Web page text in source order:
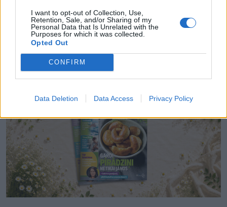
I want to opt-out of Collection, Use,
Retention, Sale, and/or Sharing of my
Personal Data that Is Unrelated with the
Purposes for which it was collected.
Opted Out
CONFIRM
Data Deletion Data Access Privacy Policy
Zaržeckis, lasi žurnālā “100 labi padomi” jaunajā
numurā, kas no 4. jūnija pieejams preses
tirdzniecības vietās un